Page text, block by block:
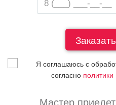
Я соглашаюсь с
согласно
Мастер приедет